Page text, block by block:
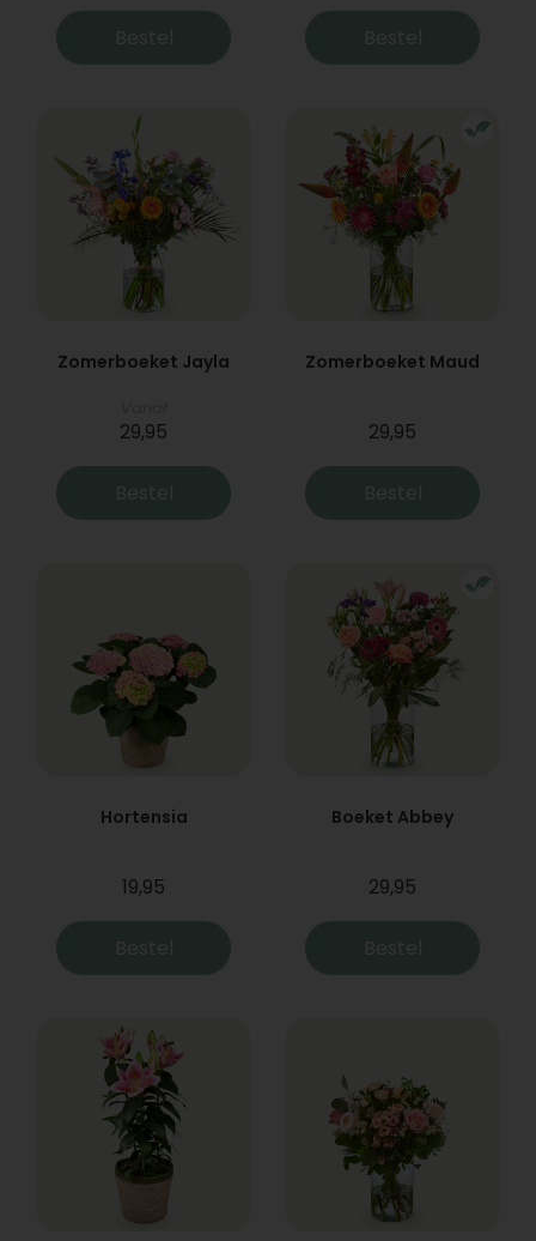
Bestel Bestel
Zomerboeket Jayla
29,95
Bestel
Zomerboeket Maud
29,95
Bestel
Hortensia
19,95
Bestel
Boeket Abbey
29,95
Bestel